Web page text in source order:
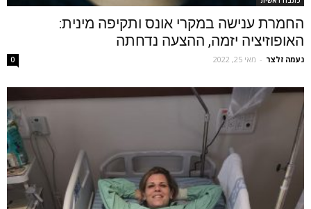
החמרת ענישה במקרי אונס ותקיפה מינית:
האופוזיציה יזמה, ההצעה נדחתה
נעמה זלצר - מאי 25, 2022 0